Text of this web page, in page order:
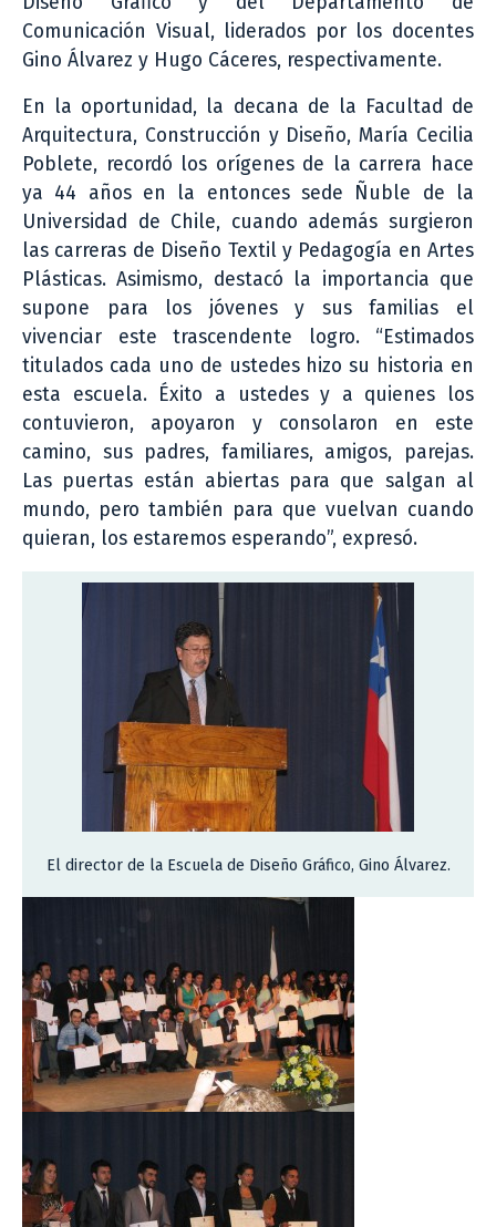
Comunicación Visual, liderados por los docentes
Gino Álvarez y Hugo Cáceres, respectivamente.
En la oportunidad, la decana de la Facultad de
Arquitectura, Construcción y Diseño, María Cecilia
Poblete, recordó los orígenes de la carrera hace
ya 44 años en la entonces sede Ñuble de la
Universidad de Chile, cuando además surgieron
las carreras de Diseño Textil y Pedagogía en Artes
Plásticas. Asimismo, destacó la importancia que
supone para los jóvenes y sus familias el
vivenciar este trascendente logro. “Estimados
titulados cada uno de ustedes hizo su historia en
esta escuela. Éxito a ustedes y a quienes los
contuvieron, apoyaron y consolaron en este
camino, sus padres, familiares, amigos, parejas.
Las puertas están abiertas para que salgan al
mundo, pero también para que vuelvan cuando
quieran, los estaremos esperando”, expresó.
El director de la Escuela de Diseño Gráfico, Gino Álvarez.